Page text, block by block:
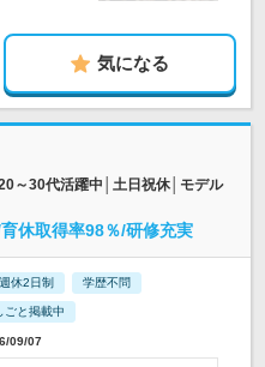
気になる
～30代活躍中│土日祝休│モデル
休取得率98％/研修充実
休2日制 学歴不問
ごと掲載中
09/07